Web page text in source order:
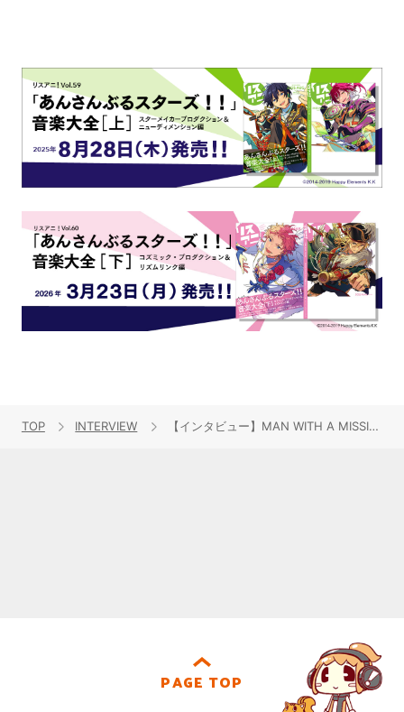
TOP INTERVIEW 【インタビュー】MAN WITH A MISSION、TVアニメ『僕のヒーローアカデミア』のOPテーマとなるニューシングル「Merry-Go-Round」をリリース！メンバーのKamikaze Boyが想いを語る！
PAGE TOP